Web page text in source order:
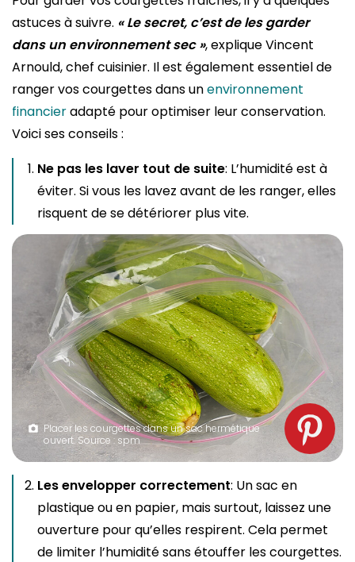
astuces à suivre. « Le secret, c’est de les garder
dans un environnement sec », explique Vincent
Arnould, chef cuisinier. Il est également essentiel de
ranger vos courgettes dans unenvironnement
financieradapté pour optimiser leur conservation.
Voici ses conseils :
Ne pas les laver tout de suite: L’humidité est à
éviter. Si vous les lavez avant de les ranger, elles
risquent de se détériorer plus vite.
Placer les courgettes dans un sac hermétique
ouvert. Source : spm
Les envelopper correctement: Un sac en
plastique ou en papier, mais surtout, laissez une
ouverture pour qu’elles respirent. Cela permet
de limiter l’humidité sans étouffer les courgettes.